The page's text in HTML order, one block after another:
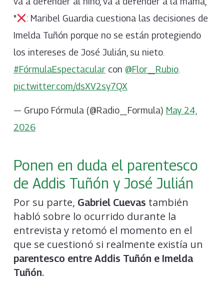
"
: Maribel Guardia cuestiona las decisiones de
Imelda Tuñón porque no se están protegiendo
los intereses de José Julián, su nieto.
#FórmulaEspectacularcon @Flor_Rubio.
pic.twitter.com/dsXV2sy7QX
— Grupo Fórmula (@Radio_Formula) May 24,
2026
Ponen en duda el parentesco
de Addis Tuñón y José Julián
Por su parte, Gabriel Cuevas también
habló sobre lo ocurrido durante la
entrevista y retomó el momento en el
que se cuestionó si realmente existía un
parentesco entre Addis Tuñón e Imelda
Tuñón.